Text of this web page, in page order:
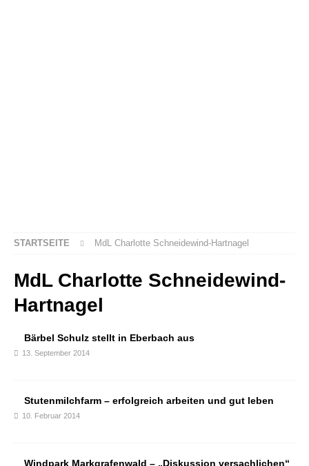
STARTSEITE MdL Charlotte Schneidewind-Hartnagel
MdL Charlotte Schneidewind-
Hartnagel
Bärbel Schulz stellt in Eberbach aus
13. September 2014
Stutenmilchfarm – erfolgreich arbeiten und gut leben
10. Februar 2014
Windpark Markgrafenwald – „Diskussion versachlichen“